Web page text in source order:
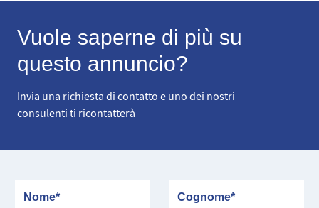
Vuole saperne di più su
questo annuncio?
Invia una richiesta di contatto e uno dei nostri
consulenti ti ricontatterà